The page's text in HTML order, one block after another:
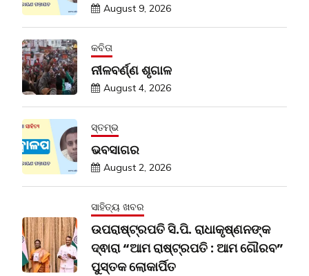
August 9, 2026
କବିତା
ନୀଳବର୍ଣ୍ଣ ଶୃଗାଳ
August 4, 2026
ସ୍ତମ୍ଭ
ଭବସାଗର
August 2, 2026
ସାହିତ୍ୟ ଖବର
ଉପରାଷ୍ଟ୍ରପତି ସି.ପି. ରାଧାକୃଷ୍ଣନଙ୍କ
ଦ୍ଵାରା “ଆମ ରାଷ୍ଟ୍ରପତି : ଆମ ଗୌରବ”
ପୁସ୍ତକ ଲୋକାର୍ପିତ